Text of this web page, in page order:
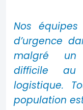
Nos
d’urgence
malgré un
difficile au
logistique.
population